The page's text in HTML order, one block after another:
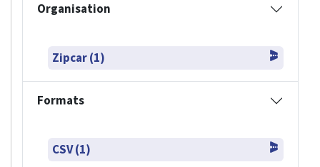
Organisation
Zipcar (1)
Formats
CSV (1)